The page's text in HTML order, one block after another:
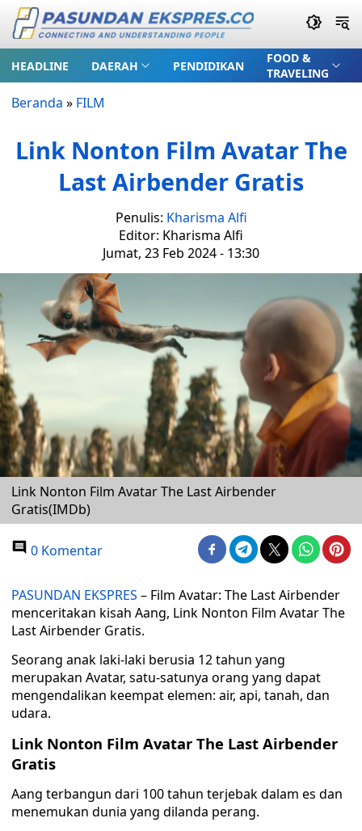
HEADLINE DAERAH PENDIDIKAN
FOOD &
TRAVELING
Beranda » FILM
Link Nonton Film Avatar The
Last Airbender Gratis
Penulis: Kharisma Alfi
Editor: Kharisma Alfi
Jumat, 23 Feb 2024 - 13:30
Link Nonton Film Avatar The Last Airbender
Gratis(IMDb)
0 Komentar
PASUNDAN EKSPRES – Film Avatar: The Last Airbender
menceritakan kisah Aang, Link Nonton Film Avatar The
Last Airbender Gratis.
Seorang anak laki-laki berusia 12 tahun yang
merupakan Avatar, satu-satunya orang yang dapat
mengendalikan keempat elemen: air, api, tanah, dan
udara.
Link Nonton Film Avatar The Last Airbender
Gratis
Aang terbangun dari 100 tahun terjebak dalam es dan
menemukan dunia yang dilanda perang.